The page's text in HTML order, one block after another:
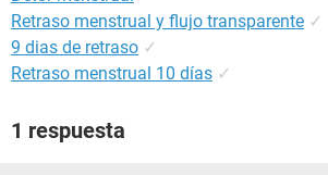
Retraso menstrual y flujo transparente ✓
9 dias de retraso ✓
Retraso menstrual 10 días ✓
1 respuesta